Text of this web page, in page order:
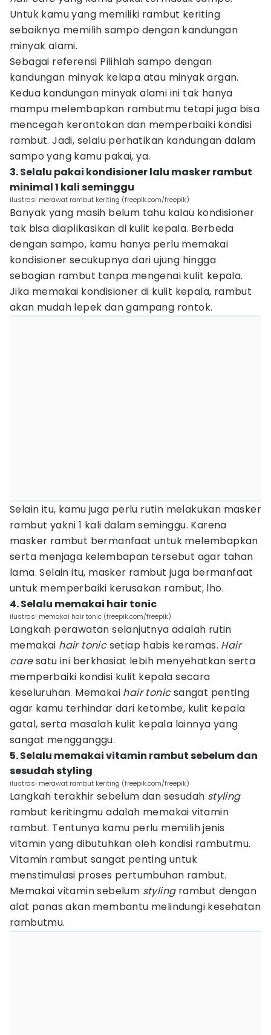
Untuk kamu yang memiliki rambut keriting
sebaiknya memilih sampo dengan kandungan
minyak alami.
Sebagai referensi Pilihlah sampo dengan
kandungan minyak kelapa atau minyak argan.
Kedua kandungan minyak alami ini tak hanya
mampu melembapkan rambutmu tetapi juga bisa
mencegah kerontokan dan memperbaiki kondisi
rambut. Jadi, selalu perhatikan kandungan dalam
sampo yang kamu pakai, ya.
3. Selalu pakai kondisioner lalu masker rambut
minimal 1 kali seminggu
ilustrasi merawat rambut keriting (freepik.com/freepik)
Banyak yang masih belum tahu kalau kondisioner
tak bisa diaplikasikan di kulit kepala. Berbeda
dengan sampo, kamu hanya perlu memakai
kondisioner secukupnya dari ujung hingga
sebagian rambut tanpa mengenai kulit kepala.
Jika memakai kondisioner di kulit kepala, rambut
akan mudah lepek dan gampang rontok.
Selain itu, kamu juga perlu rutin melakukan masker
rambut yakni 1 kali dalam seminggu. Karena
masker rambut bermanfaat untuk melembapkan
serta menjaga kelembapan tersebut agar tahan
lama. Selain itu, masker rambut juga bermanfaat
untuk memperbaiki kerusakan rambut, lho.
4. Selalu memakai hair tonic
ilustrasi memakai hair tonic (freepik.com/freepik)
Langkah perawatan selanjutnya adalah rutin
memakai hair tonicsetiap habis keramas. Hair
caresatu ini berkhasiat lebih menyehatkan serta
memperbaiki kondisi kulit kepala secara
keseluruhan. Memakai hair tonicsangat penting
agar kamu terhindar dari ketombe, kulit kepala
gatal, serta masalah kulit kepala lainnya yang
sangat mengganggu.
5. Selalu memakai vitamin rambut sebelum dan
sesudah styling
ilustrasi merawat rambut keriting (freepik.com/freepik)
Langkah terakhir sebelum dan sesudah styling
rambut keritingmu adalah memakai vitamin
rambut. Tentunya kamu perlu memilih jenis
vitamin yang dibutuhkan oleh kondisi rambutmu.
Vitamin rambut sangat penting untuk
menstimulasi proses pertumbuhan rambut.
Memakai vitamin sebelum stylingrambut dengan
alat panas akan membantu melindungi kesehatan
rambutmu.